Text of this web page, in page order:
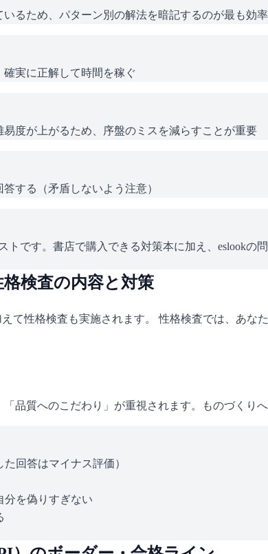
るため、パターン別の解法を暗記するのが最も効
実に正解して時間を稼ぐ
度が上がるため、序盤のミスを減らすことが重要
する（矛盾しないよう注意）
トです。書店で購入できる対策本に加え、eslookの
検査の内容と対策
て性格検査も実施されます。 性格検査では、あな
品質へのこだわり」が重視されます。ものづくり
回答はマイナス評価）
分を偽りすぎない